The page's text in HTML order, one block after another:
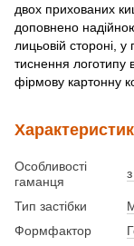
двох прихованих
доповнено
лицьовій стороні,
тиснення логотипу
фірмову картонну
Особливості
гаманця
Тип застібки
Формфактор